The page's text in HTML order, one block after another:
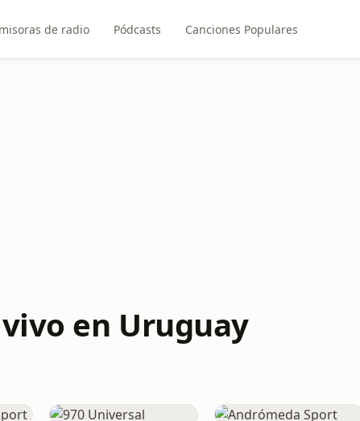
de radio Pódcasts Canciones Populares
en Uruguay